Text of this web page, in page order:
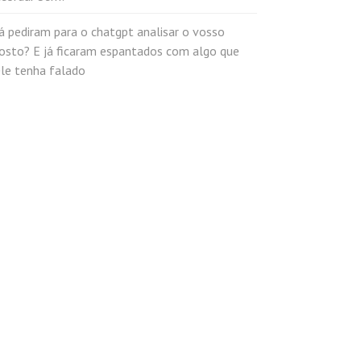
pediram para o chatgpt analisar o vosso
E já ficaram espantados com algo que
tenha falado